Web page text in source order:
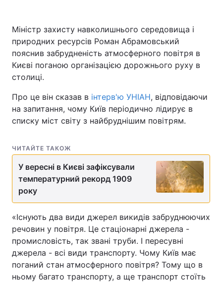
Міністр захисту навколишнього середовища і
природних ресурсів Роман Абрамовський
пояснив забрудненість атмосферного повітря в
Києві поганою організацією дорожнього руху в
столиці.
Про це він сказав в інтерв'ю УНІАН, відповідаючи
на запитання, чому Київ періодично лідирує в
списку міст світу з найбруднішим повітрям.
ЧИТАЙТЕ ТАКОЖ
У вересні в Києві зафіксували
температурний рекорд 1909
року
«Існують два види джерел викидів забруднюючих
речовин у повітря. Це стаціонарні джерела -
промисловість, так звані труби. І пересувні
джерела - всі види транспорту. Чому Київ має
поганий стан атмосферного повітря? Тому що в
ньому багато транспорту, а ще транспорт стоїть